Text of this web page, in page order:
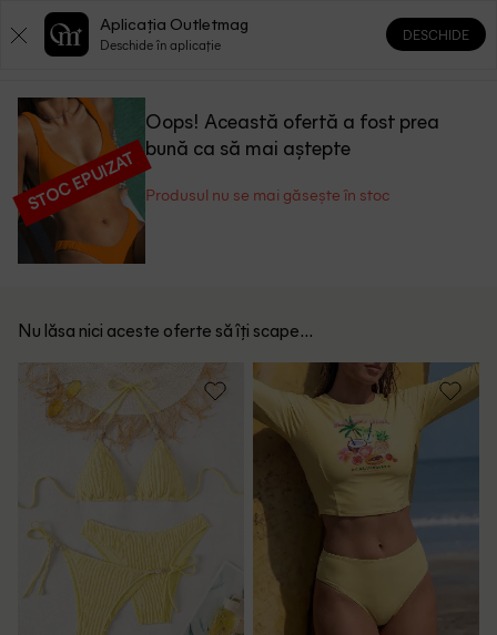
0 0
STOC EPUIZAT
Oops! Această ofertă a fost prea
bună ca să mai aștepte
Produsul nu se mai găsește în stoc
Nu lăsa nici aceste oferte să îți scape...
Aplicația Outletmag
Deschide în aplicație
DESCHIDE